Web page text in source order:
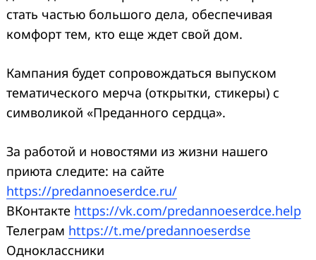
стать частью большого дела, обеспечивая
комфорт тем, кто еще ждет свой дом.
Кампания будет сопровождаться выпуском
тематического мерча (открытки, стикеры) с
символикой «Преданного сердца».
За работой и новостями из жизни нашего
приюта следите: на сайте
https://predannoeserdce.ru/
ВКонтакте https://vk.com/predannoeserdce.help
Телеграм https://t.me/predannoeserdse
Одноклассники